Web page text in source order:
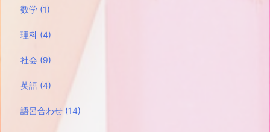
数学 (1)
理科 (4)
社会 (9)
英語 (4)
語呂合わせ (14)